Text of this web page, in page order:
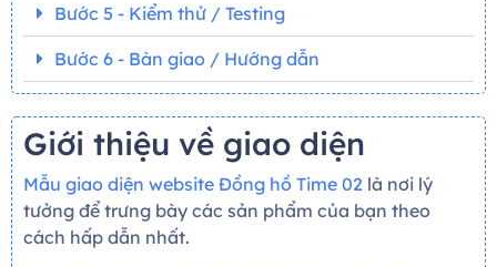
Bước 5 - Kiểm thử / Testing
Bước 6 - Bàn giao / Hướng dẫn
Giới thiệu về giao diện
Mẫu giao diện website Đồng hồ Time 02 là nơi lý
tưởng để trưng bày các sản phẩm của bạn theo
cách hấp dẫn nhất.